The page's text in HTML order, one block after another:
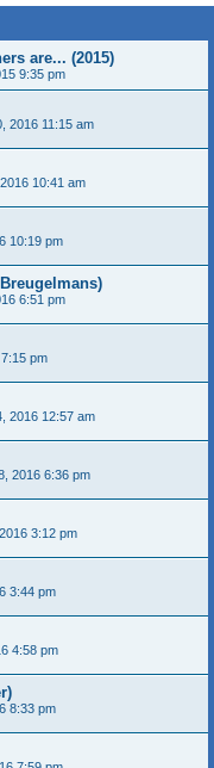
are... (2015)
9:35 pm
2016 11:15 am
10:41 am
10:19 pm
6:51 pm
pm
2016 12:57 am
2016 6:36 pm
3:12 pm
3:44 pm
4:58 pm
8:33 pm